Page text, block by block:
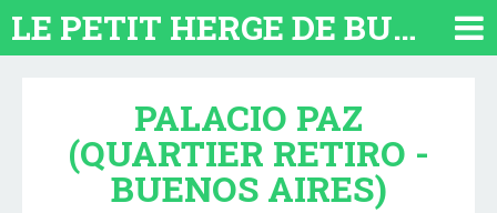
LE PETIT HERGE DE BUENOS AIRES 2026. TOUT SUR L'ARGENTINE
PALACIO PAZ
(QUARTIER RETIRO -
BUENOS AIRES)